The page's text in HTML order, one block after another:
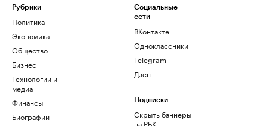
Рубрики
Политика
Экономика
Общество
Бизнес
Технологии и
медиа
Финансы
Биографии
Социальные
сети
ВКонтакте
Одноклассники
Telegram
Дзен
Подписки
Скрыть баннеры
на РБК